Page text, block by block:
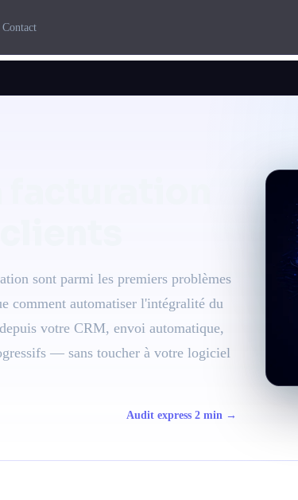
Contact
sont parmi les premiers problèmes
comment automatiser l'intégralité du
votre CRM, envoi automatique,
— sans toucher à votre logiciel
Audit express 2 min →